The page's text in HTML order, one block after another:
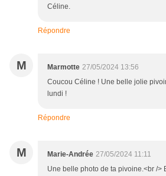
Céline.
Répondre
M Marmotte 27/05/2024 13:56
Coucou Céline ! Une belle jolie
lundi !
Répondre
M Marie-Andrée 27/05/2024 11:11
Une belle photo de ta pivoine.<br />